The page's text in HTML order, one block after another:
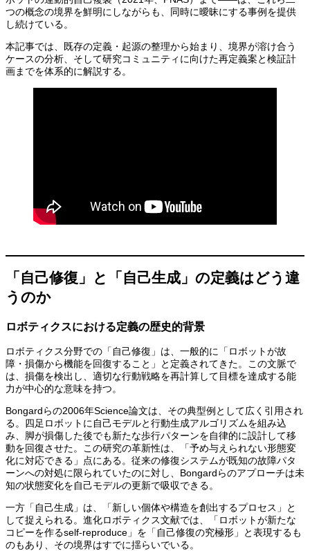
つの概念の境界を鮮明にしながらも、同時に曖昧にする事例を提供
し続けている。
本記事では、既存の定義・起源の整理から始まり、境界が溶け合う
ケースの分析、そして研究コミュニティに向けた再定義案と検証計
画までを体系的に解説する。
「自己修復」と「自己生成」の定義はどう違
うのか
ロボティクスにおける定義の歴史的背景
ロボティクス分野での「自己修復」は、一般的に「ロボットが故
障・損傷から機能を回復すること」と定義されてきた。この文脈で
は、損傷を検出し、適切な行動戦略を再計算して目標を達成する能
力が中心的な意味を持つ。
Bongardらの2006年Science論文は、その典型例として広く引用され
る。四足ロボットに自己モデルと行動生成アルゴリズムを組み込
み、脚が損傷した後でも新たな歩行パターンを自律的に設計して移
動を回復させた。この研究の革新性は、「予め与えられない形態変
化に対応できる」点にある。従来の修復システムが既知の故障パタ
ーンへの対処に限られていたのに対し、Bongardらのアプローチは未
知の状態変化を自己モデルの更新で吸収できる。
一方「自己生成」は、「新しい個体や構造を創出するプロセス」と
して捉えられる。進化ロボティクス文献では、「ロボットが新たな
コピーを作るself-reproduce」を「自己修復の究極形」と表現するも
のもあり、その境界はすでに揺らいでいる。